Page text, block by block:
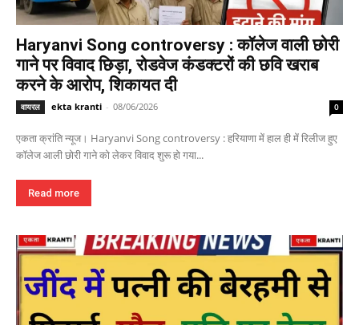
Haryanvi Song controversy : कॉलेज वाली छोरी
गाने पर विवाद छिड़ा, रोडवेज कंडक्टरों की छवि खराब
करने के आरोप, शिकायत दी
वायरल ekta kranti - 08/06/2026 0
एकता क्रांति न्यूज। Haryanvi Song controversy : हरियाणा में हाल ही में रिलीज हुए
कॉलेज आली छोरी गाने को लेकर विवाद शुरू हो गया...
Read more